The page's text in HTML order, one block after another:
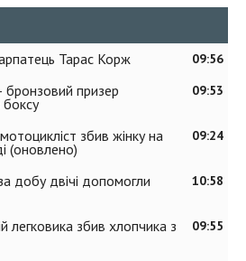
09:56
Тарас Корж
09:53
призер
боксу
09:24
збив жінку на
(оновлено)
10:58
добу двічі допомогли
09:55
легковика збив хлопчика з